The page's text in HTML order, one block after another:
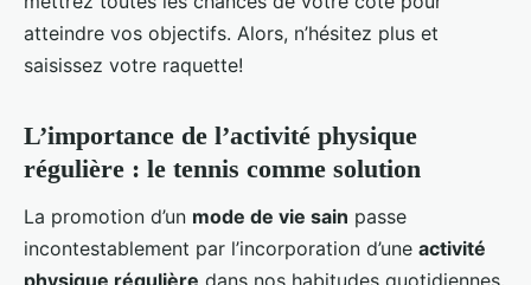
atteindre vos objectifs. Alors, n’hésitez plus et
saisissez votre raquette!
L’importance de l’activité physique
régulière : le tennis comme solution
La promotion d’un mode de vie sain passe
incontestablement par l’incorporation d’une activité
physique régulière dans nos habitudes quotidiennes.